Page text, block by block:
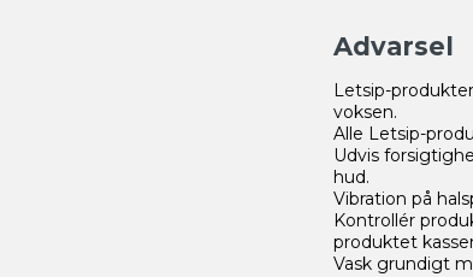
Advarsel
Letsip-
voksen.
Alle Letsip-
Udvis
hud.
Vibration på
Kontrollér
produktet
Vask grundigt